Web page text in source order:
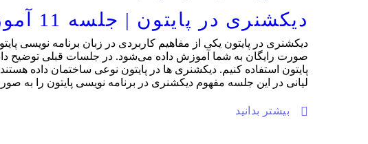
دیکشنری در پایتون | جلسه 11 آموزش مقدماتی پایتون رایگان
صورت رایگان به شما آموزش داده می‌شود. در جلسات قبلی توضیح
پایتون استفاده کنیم. دیکشنری ها در پایتون نوعی ساختمان داده
لیانی در این جلسه مفهوم دیکشنری در برنامه نویسی پایتون را به
بیشتر بدانید